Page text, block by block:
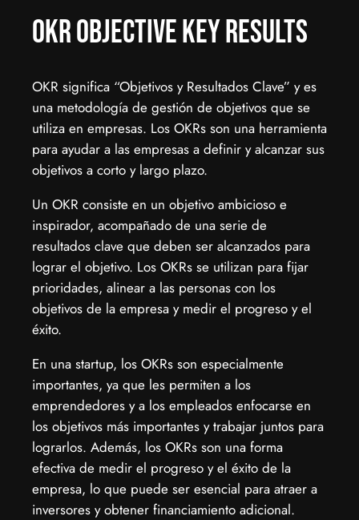
OKR Objective Key Results
OKR significa “Objetivos y Resultados Clave” y es
una metodología de gestión de objetivos que se
utiliza en empresas. Los OKRs son una herramienta
para ayudar a las empresas a definir y alcanzar sus
objetivos a corto y largo plazo.
Un OKR consiste en un objetivo ambicioso e
inspirador, acompañado de una serie de
resultados clave que deben ser alcanzados para
lograr el objetivo. Los OKRs se utilizan para fijar
prioridades, alinear a las personas con los
objetivos de la empresa y medir el progreso y el
éxito.
En una startup, los OKRs son especialmente
importantes, ya que les permiten a los
emprendedores y a los empleados enfocarse en
los objetivos más importantes y trabajar juntos para
lograrlos. Además, los OKRs son una forma
efectiva de medir el progreso y el éxito de la
empresa, lo que puede ser esencial para atraer a
inversores y obtener financiamiento adicional.